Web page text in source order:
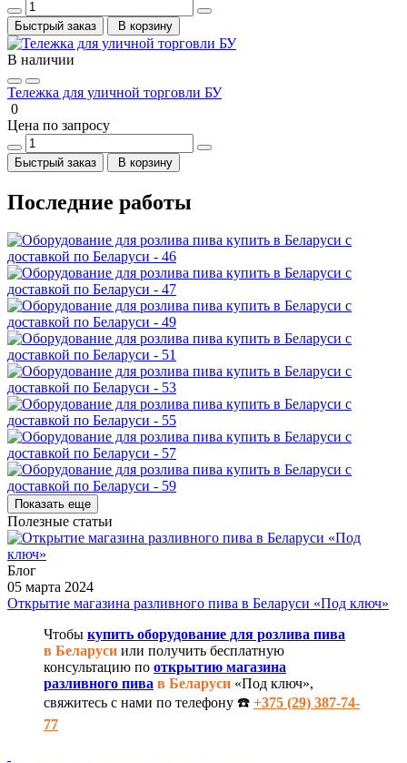
Быстрый заказ В корзину
В наличии
Тележка для уличной торговли БУ
0
Цена по запросу
Быстрый заказ В корзину
Последние работы
Показать еще
Полезные статьи
Блог
05 марта 2024
Открытие магазина разливного пива в Беларуси «Под ключ»
Чтобы купить оборудование для розлива пива
в Беларуси или получить бесплатную
консультацию по открытию магазина
разливного пива в Беларуси «Под ключ»,
свяжитесь с нами по телефону ☎️ +375 (29) 387-74-
77